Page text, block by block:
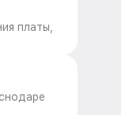
платы,